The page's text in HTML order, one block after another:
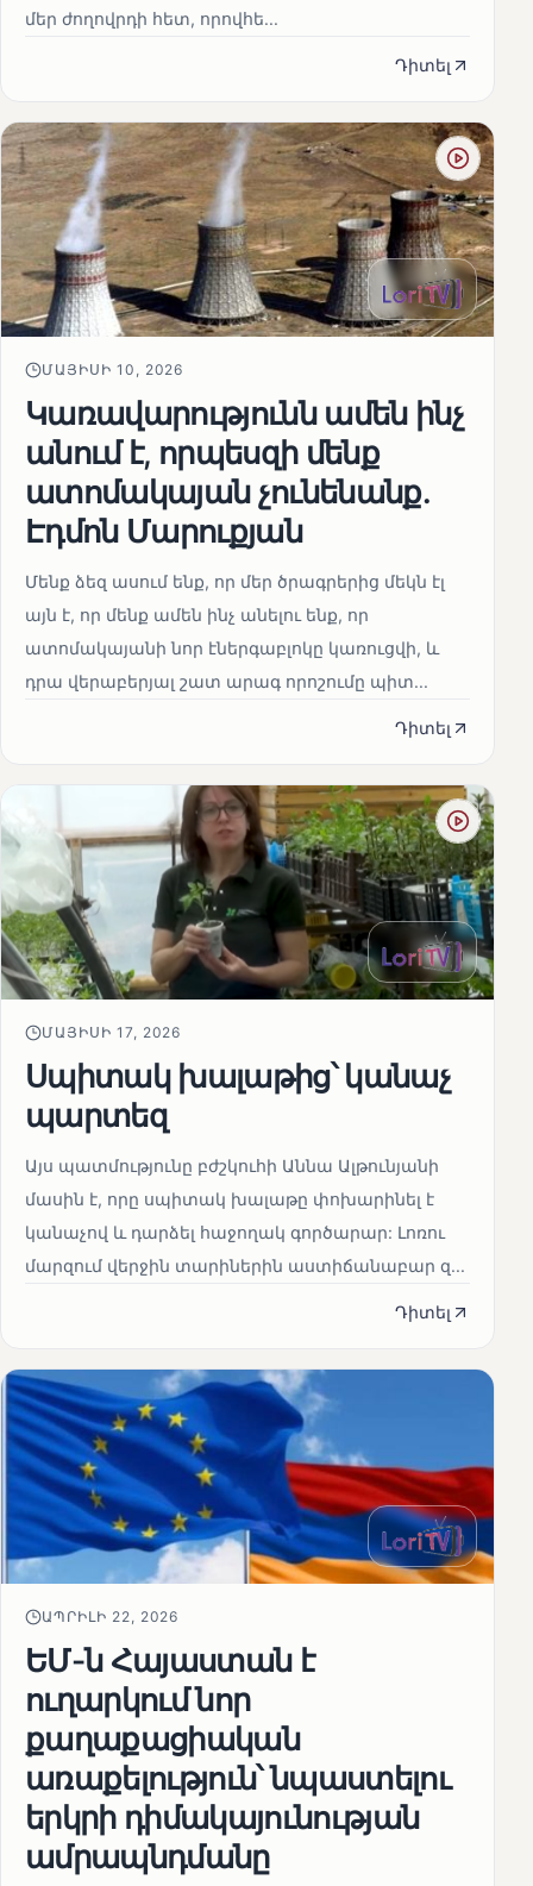
մեր ժողովրդի հետ, որովհե...
Դիտել
ՄԱՅԻՍԻ 10, 2026
Կառավարությունն ամեն ինչ
անում է, որպեսզի մենք
ատոմակայան չունենանք․
Էդմոն Մարուքյան
Մենք ձեզ ասում ենք, որ մեր ծրագրերից մեկն էլ
այն է, որ մենք ամեն ինչ անելու ենք, որ
ատոմակայանի նոր էներգաբլոկը կառուցվի, և
դրա վերաբերյալ շատ արագ որոշումը պիտ...
Դիտել
ՄԱՅԻՍԻ 17, 2026
Սպիտակ խալաթից՝ կանաչ
պարտեզ
Այս պատմությունը բժշկուհի Աննա Ալթունյանի
մասին է, որը սպիտակ խալաթը փոխարինել է
կանաչով և դարձել հաջողակ գործարար: Լոռու
մարզում վերջին տարիներին աստիճանաբար զ...
Դիտել
ԱՊՐԻԼԻ 22, 2026
ԵՄ-ն Հայաստան է
ուղարկում նոր
քաղաքացիական
առաքելություն՝ նպաստելու
երկրի դիմակայունության
ամրապնդմանը